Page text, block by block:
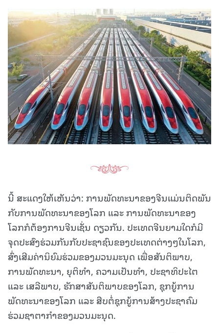
ນີ້ ສະແດງໃຫ້ເຫັນວ່າ: ການພັດທະນາຂອງຈີນແມ່ນຕິດພັນ
ກັບການພັດທະນາຂອງໂລກ ແລະ ການພັດທະນາຂອງ
ໂລກກໍຕ້ອງການຈີນເຊັ່ນ ດຽວກັນ. ປະເທດຈີນຍາມໃດກໍມີ
ຈຸດປະສົງຮ່ວມກັນກັບປະຊາຊົນຂອງປະເທດຕ່າງໆໃນໂລກ,
ສົ່ງເສີມຄ່ານິຍົມຮ່ວມຂອງມວນມະນຸດ ເພື່ອສັນຕິພາບ,
ການພັດທະນາ, ຍຸຕິທຳ, ຄວາມເປັນທຳ, ປະຊາທິປະໄຕ
ແລະ ເສລີພາບ, ຮັກສາສັນຕິພາບຂອງໂລກ, ຊຸກຍູ້ການ
ພັດທະນາຂອງໂລກ ແລະ ສືບຕໍ່ຊຸກຍູ້ການສ້າງປະຊາຄົມ
ຮ່ວມຊາຕາກຳຂອງມວນມະນຸດ.